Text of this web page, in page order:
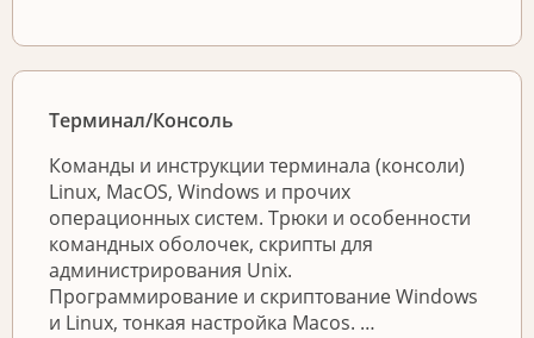
Терминал/Консоль
Команды и инструкции терминала (консоли)
Linux, MacOS, Windows и прочих
операционных систем. Трюки и особенности
командных оболочек, скрипты для
администрирования Unix.
Программирование и скриптование Windows
и Linux, тонкая настройка Macos. …